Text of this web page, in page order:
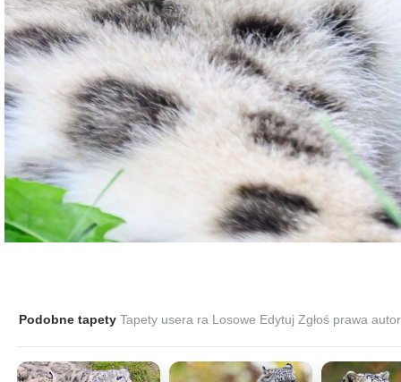
Podobne tapety Tapety usera ra Losowe Edytuj Zgłoś prawa